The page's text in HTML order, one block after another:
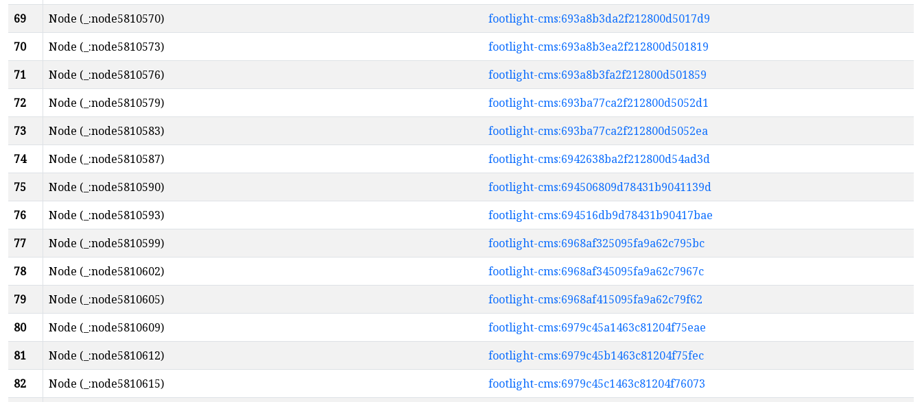
69
Node (_:node5810570)
footlight-cms:693a8b3da2f212800d5017d9
70
Node (_:node5810573)
footlight-cms:693a8b3ea2f212800d501819
71
Node (_:node5810576)
footlight-cms:693a8b3fa2f212800d501859
72
Node (_:node5810579)
footlight-cms:693ba77ca2f212800d5052d1
73
Node (_:node5810583)
footlight-cms:693ba77ca2f212800d5052ea
74
Node (_:node5810587)
footlight-cms:6942638ba2f212800d54ad3d
75
Node (_:node5810590)
footlight-cms:694506809d78431b9041139d
76
Node (_:node5810593)
footlight-cms:694516db9d78431b90417bae
77
Node (_:node5810599)
footlight-cms:6968af325095fa9a62c795bc
78
Node (_:node5810602)
footlight-cms:6968af345095fa9a62c7967c
79
Node (_:node5810605)
footlight-cms:6968af415095fa9a62c79f62
80
Node (_:node5810609)
footlight-cms:6979c45a1463c81204f75eae
81
Node (_:node5810612)
footlight-cms:6979c45b1463c81204f75fec
82
Node (_:node5810615) footlight-cms:6979c45c1463c81204f76073